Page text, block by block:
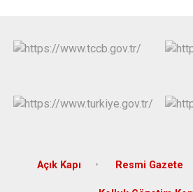
Açık Kapı Resmi Gazete